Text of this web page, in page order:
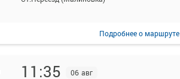
Подробнеео маршруте
11:35 06 авг